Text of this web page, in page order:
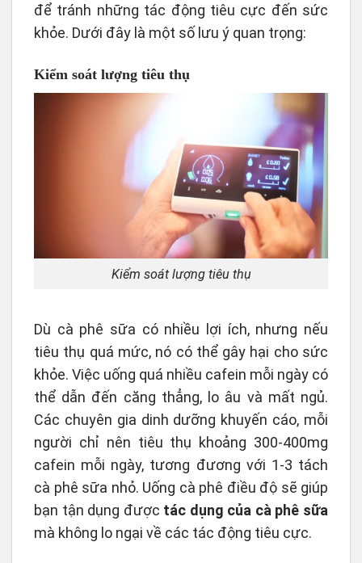
để tránh những tác động tiêu cực đến sức
khỏe. Dưới đây là một số lưu ý quan trọng:
Kiểm soát lượng tiêu thụ
Kiểm soát lượng tiêu thụ
Dù cà phê sữa có nhiều lợi ích, nhưng nếu
tiêu thụ quá mức, nó có thể gây hại cho sức
khỏe. Việc uống quá nhiều cafein mỗi ngày có
thể dẫn đến căng thẳng, lo âu và mất ngủ.
Các chuyên gia dinh dưỡng khuyến cáo, mỗi
người chỉ nên tiêu thụ khoảng 300-400mg
cafein mỗi ngày, tương đương với 1-3 tách
cà phê sữa nhỏ. Uống cà phê điều độ sẽ giúp
bạn tận dụng được tác dụng của cà phê sữa
mà không lo ngại về các tác động tiêu cực.